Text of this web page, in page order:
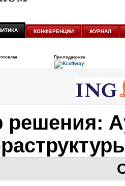
КОНФЕРЕНЦИИ ЖУРНАЛ
При поддержке